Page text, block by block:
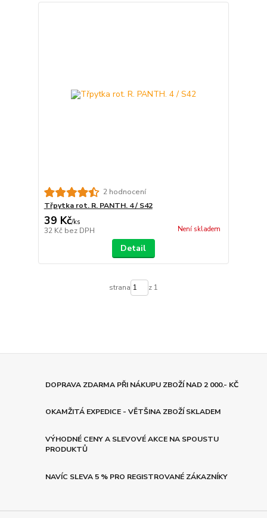
2 hodnocení
Třpytka rot. R. PANTH. 4 / S42
39 Kč/ks
32 Kč bez DPH Není skladem
Detail
strana z 1
DOPRAVA ZDARMA PŘI NÁKUPU ZBOŽÍ NAD 2 000.- KČ
OKAMŽITÁ EXPEDICE - VĚTŠINA ZBOŽÍ SKLADEM
VÝHODNÉ CENY A SLEVOVÉ AKCE NA SPOUSTU
PRODUKTŮ
NAVÍC SLEVA 5 % PRO REGISTROVANÉ ZÁKAZNÍKY